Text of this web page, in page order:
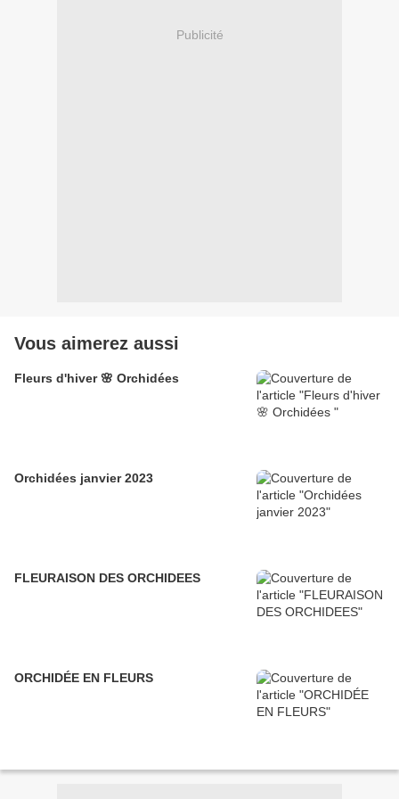
Publicité
Vous aimerez aussi
Fleurs d'hiver 🌸 Orchidées
Orchidées janvier 2023
FLEURAISON DES ORCHIDEES
ORCHIDÉE EN FLEURS